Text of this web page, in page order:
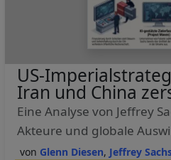
Glenn Diesen Jeffrey
US-
Iran und China
Eine Analyse von Jeffrey
Akteure und globale